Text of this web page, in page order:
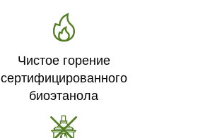
Чистое горение
сертифицированного
биоэтанола